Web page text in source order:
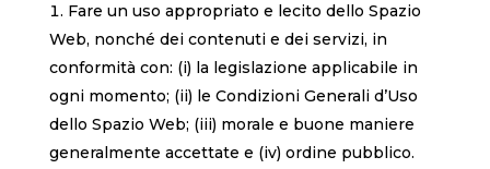
Fare un uso appropriato e lecito dello Spazio
Web, nonché dei contenuti e dei servizi, in
conformità con: (i) la legislazione applicabile in
ogni momento; (ii) le Condizioni Generali d’Uso
dello Spazio Web; (iii) morale e buone maniere
generalmente accettate e (iv) ordine pubblico.